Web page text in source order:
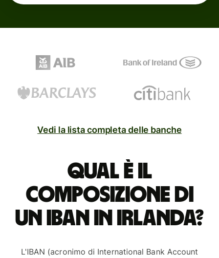
Vedi la lista completa delle banche
Qual è il
composizione di
un IBAN in Irlanda?
L'IBAN (acronimo di International Bank Account